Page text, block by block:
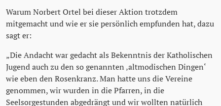
Warum Norbert Ortel bei dieser Aktion trotzdem
mitgemacht und wie er sie persönlich empfunden hat, dazu
sagt er:
„Die Andacht war gedacht als Bekenntnis der Katholischen
Jugend auch zu den so genannten ‚altmodischen Dingen‘
wie eben den Rosenkranz. Man hatte uns die Vereine
genommen, wir wurden in die Pfarren, in die
Seelsorgestunden abgedrängt und wir wollten natürlich